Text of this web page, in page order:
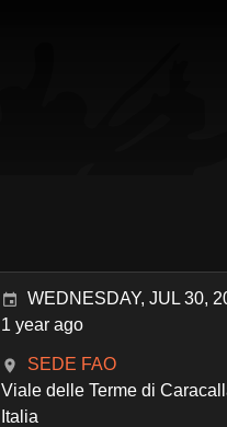
WEDNESDAY, JUL 30,
1 year ago
SEDE FAO
Viale delle Terme di
Italia